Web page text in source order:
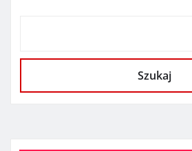
Szukaj